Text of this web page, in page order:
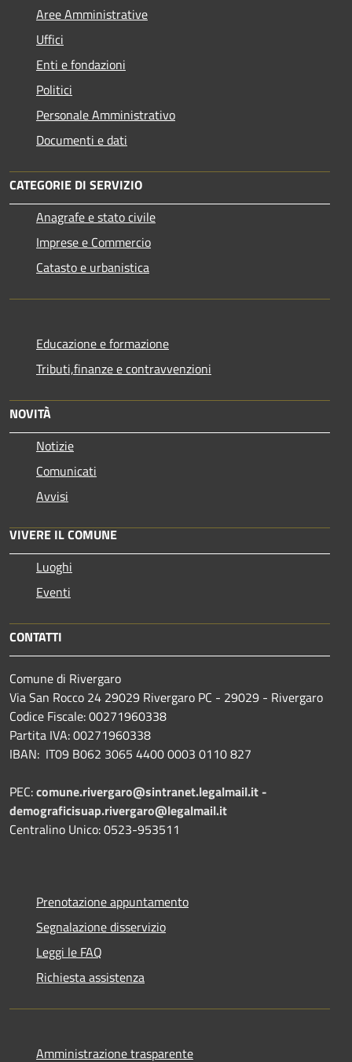
Aree Amministrative
Uffici
Enti e fondazioni
Politici
Personale Amministrativo
Documenti e dati
CATEGORIE DI SERVIZIO
Anagrafe e stato civile
Imprese e Commercio
Catasto e urbanistica
Educazione e formazione
Tributi,finanze e contravvenzioni
NOVITÀ
Notizie
Comunicati
Avvisi
VIVERE IL COMUNE
Luoghi
Eventi
CONTATTI
Comune di Rivergaro
Via San Rocco 24 29029 Rivergaro PC - 29029 - Rivergaro
Codice Fiscale: 00271960338
Partita IVA: 00271960338
IBAN: IT09 B062 3065 4400 0003 0110 827
PEC:comune.rivergaro@sintranet.legalmail.it -
demograficisuap.rivergaro@legalmail.it
Centralino Unico: 0523-953511
Prenotazione appuntamento
Segnalazione disservizio
Leggi le FAQ
Richiesta assistenza
Amministrazione trasparente